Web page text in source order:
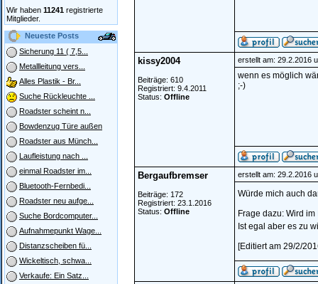
Wir haben 11241 registrierte
Mitglieder.
Neueste Posts
Sicherung 11 ( 7,5...
Metallleitung vers...
Alles Plastik - Br...
Suche Rückleuchte ...
Roadster scheint n...
Bowdenzug Türe außen
Roadster aus Münch...
Laufleistung nach ...
einmal Roadster im...
Bluetooth-Fernbedi...
Roadster neu aufge...
Suche Bordcomputer...
Aufnahmepunkt Wage...
Distanzscheiben fü...
Wickeltisch, schwa...
Verkaufe: Ein Satz...
kissy2004
Beiträge: 610
Registriert: 9.4.2011
Status: Offline
erstellt am: 29.2.2016
wenn es möglich
;-)
Bergaufbremser
Beiträge: 172
Registriert: 23.1.2016
Status: Offline
erstellt am: 29.2.2016
Würde mich auch
Frage dazu: Wird
Ist egal aber es zu
[Editiert am 29/2/